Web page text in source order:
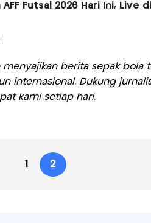
AFF Futsal 2026 Hari Ini, Live
menyajikan berita sepak
internasional. Dukung
kami setiap hari.
1 2